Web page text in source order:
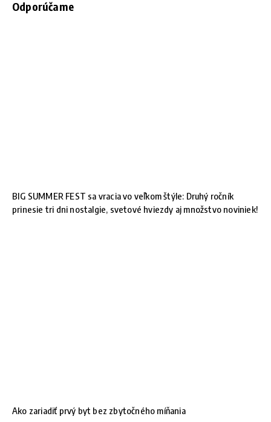
Odporúčame
BIG SUMMER FEST sa vracia vo veľkom štýle: Druhý ročník
prinesie tri dni nostalgie, svetové hviezdy aj množstvo noviniek!
Ako zariadiť prvý byt bez zbytočného míňania